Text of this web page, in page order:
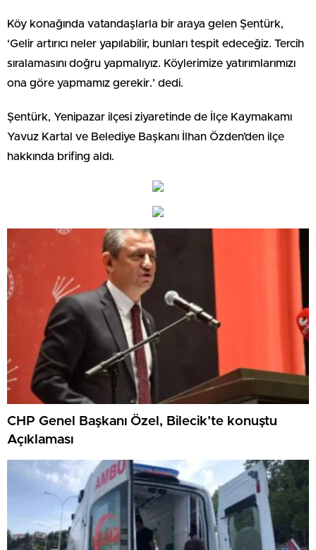
Köy konağında vatandaşlarla bir araya gelen Şentürk,
‘Gelir artırıcı neler yapılabilir, bunları tespit edeceğiz. Tercih
sıralamasını doğru yapmalıyız. Köylerimize yatırımlarımızı
ona göre yapmamız gerekir.’ dedi.
Şentürk, Yenipazar ilçesi ziyaretinde de İlçe Kaymakamı
Yavuz Kartal ve Belediye Başkanı İlhan Özden’den ilçe
hakkında brifing aldı.
CHP Genel Başkanı Özel, Bilecik’te konuştu
Açıklaması